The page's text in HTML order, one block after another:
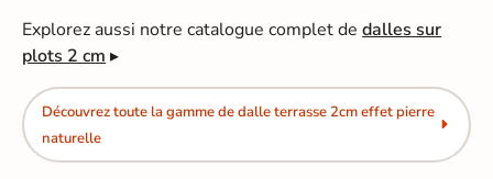
Explorez aussi notre catalogue complet dedalles sur
plots 2 cm ▸
Découvrez toute la gamme de dalle terrasse 2cm effet pierre
naturelle